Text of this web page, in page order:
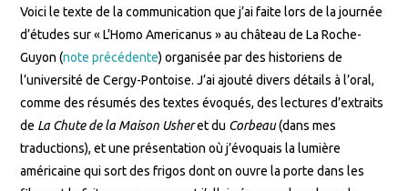
Voici le texte de la communication que j’ai faite lors de la journée
d’études sur « L’Homo Americanus » au château de La Roche-
Guyon (note précédente) organisée par des historiens de
l’université de Cergy-Pontoise. J’ai ajouté divers détails à l’oral,
comme des résumés des textes évoqués, des lectures d’extraits
de La Chute de la Maison Usheret du Corbeau(dans mes
traductions), et une présentation où j’évoquais la lumière
américaine qui sort des frigos dont on ouvre la porte dans les